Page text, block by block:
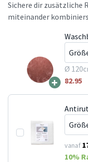
Sichere dir zusätzliche
miteinander
+
Ø
82.95
vanaf
10%